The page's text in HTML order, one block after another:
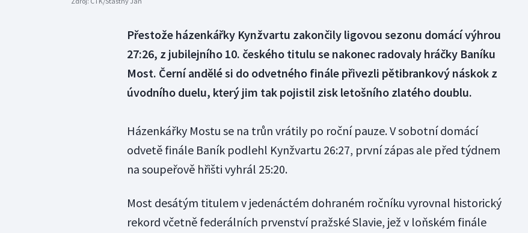
Přestože házenkářky Kynžvartu zakončily ligovou sezonu domácí výhrou
27:26, z jubilejního 10. českého titulu se nakonec radovaly hráčky Baníku
Most. Černí andělé si do odvetného finále přivezli pětibrankový náskok z
úvodního duelu, který jim tak pojistil zisk letošního zlatého doublu.
Házenkářky Mostu se na trůn vrátily po roční pauze. V sobotní domácí
odvetě finále Baník podlehl Kynžvartu 26:27, první zápas ale před týdnem
na soupeřově hřišti vyhrál 25:20.
Most desátým titulem v jedenáctém dohraném ročníku vyrovnal historický
rekord včetně federálních prvenství pražské Slavie, jež v loňském finále